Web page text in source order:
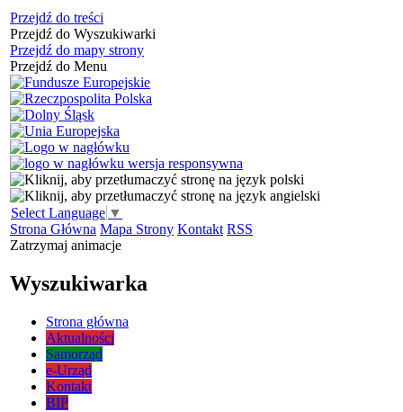
Przejdź do treści
Przejdź do Wyszukiwarki
Przejdź do mapy strony
Przejdź do Menu
Select Language ▼
Strona Główna Mapa Strony Kontakt RSS
Zatrzymaj animacje
Wyszukiwarka
Strona główna
Aktualności
Samorząd
e-Urząd
Kontakt
BIP